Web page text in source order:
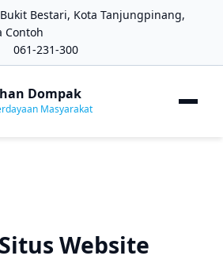
Bestari, Kota Tanjungpinang,
Contoh
061-231-300
Dompak
Masyarakat
Website